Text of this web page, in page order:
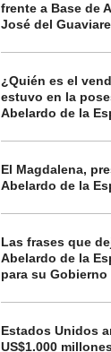
frente a Base de
José del Guaviare
¿Quién es el
estuvo en la
Abelardo de la
El Magdalena,
Abelardo de la
Las frases que
Abelardo de la
para su Gobierno
Estados Unidos
US$1.000